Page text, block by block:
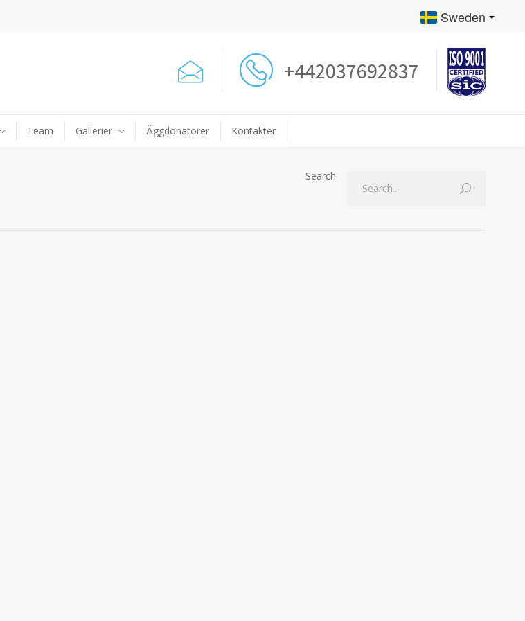
Sweden
+442037692837
Team Gallerier Äggdonatorer Kontakter
Search